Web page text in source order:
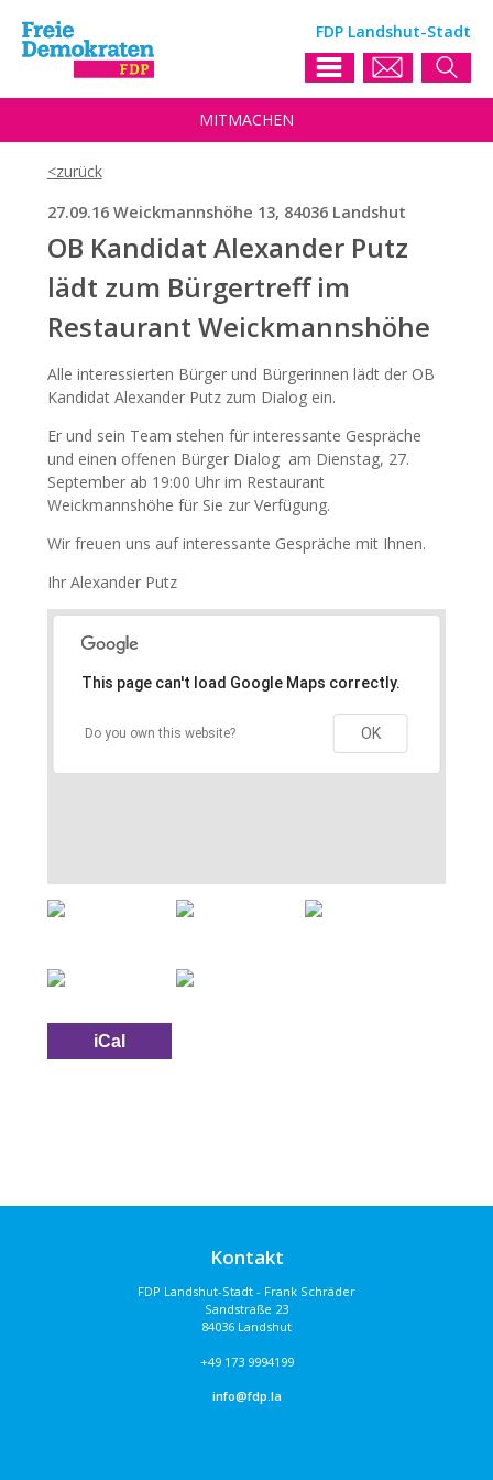
FDP Landshut-Stadt
MITMACHEN
27.09.16 Weickmannshöhe 13, 84036 Landshut
OB Kandidat Alexander Putz
lädt zum Bürgertreff im
Restaurant Weickmannshöhe
Alle interessierten Bürger und Bürgerinnen lädt der OB
Kandidat Alexander Putz zum Dialog ein.
Er und sein Team stehen für interessante Gespräche
und einen offenen Bürger Dialog am Dienstag, 27.
September ab 19:00 Uhr im Restaurant
Weickmannshöhe für Sie zur Verfügung.
Wir freuen uns auf interessante Gespräche mit Ihnen.
Ihr Alexander Putz
This page can't load Google Maps correctly.
Do you own this website? OK
iCal
Kontakt
FDP Landshut-Stadt - Frank Schräder
Sandstraße 23
84036 Landshut
+49 173 9994199
info@fdp.la